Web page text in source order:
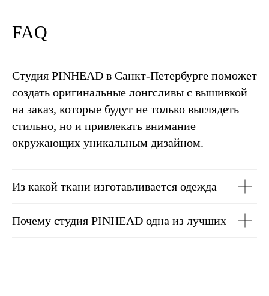
FAQ
Студия PINHEAD в Санкт-Петербурге поможет
создать оригинальные лонгсливы с вышивкой
на заказ, которые будут не только выглядеть
стильно, но и привлекать внимание
окружающих уникальным дизайном.
Из какой ткани изготавливается одежда
Почему студия PINHEAD одна из лучших